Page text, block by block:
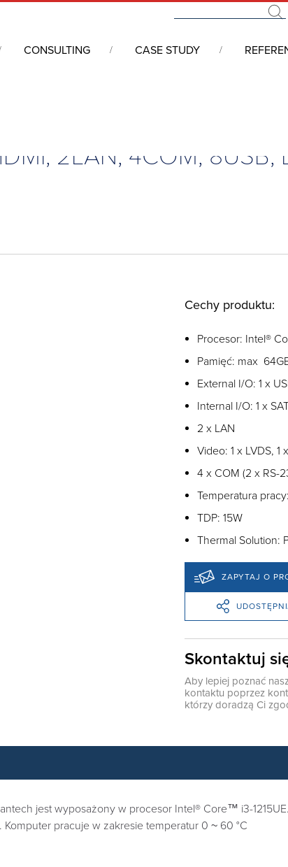
CONSULTING CASE STUDY
2LAN, 4COM, 8USB,
Cechy produktu:
Procesor: Intel®
Pamięć: max
External I/O: 1 x
Internal I/O: 1 x
2 x LAN
Video: 1 x LVDS, 1
4 x COM (2 x RS-
Temperatura
TDP: 15W
Thermal Solution:
ZAPYTAJ O
Skontaktuj
Aby lepiej poznać
kontaktu poprzez
którzy doradzą Ci
jest wyposażony w procesor Intel® Core™ i3-
pracuje w zakresie temperatur 0 ~ 60 °C